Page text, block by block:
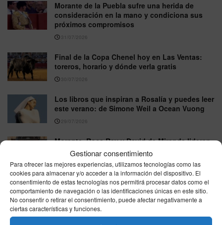
Gestionar consentimiento
Para ofrecer las mejores experiencias, utilizamos tecnologías como las
cookies para almacenar y/o acceder a la información del dispositivo. El
consentimiento de estas tecnologías nos permitirá procesar datos como el
comportamiento de navegación o las identificaciones únicas en este sitio.
No consentir o retirar el consentimiento, puede afectar negativamente a
ciertas características y funciones.
Morante de la Puebla sufre una herida de
consideración en la mano y condiciona sus
próximos compromisos
31/07/2026
Final de la Copa Chenel hoy en Las Ventas:
toreros, horario y dónde verla gratis
30/07/2026
Los libros que inspiran a Rosalía y puedes leer
este verano: de Simone Weil a Ocean Vuong
29/07/2026
Morante, Roca Rey y David de Miranda lideran
una Feria de Colombinas marcada por el
regreso de Miura
27/07/2026
El Coliseo Balear abre sus puertas para dos
grandes corridas nocturnas con Morante y
Roca Rey